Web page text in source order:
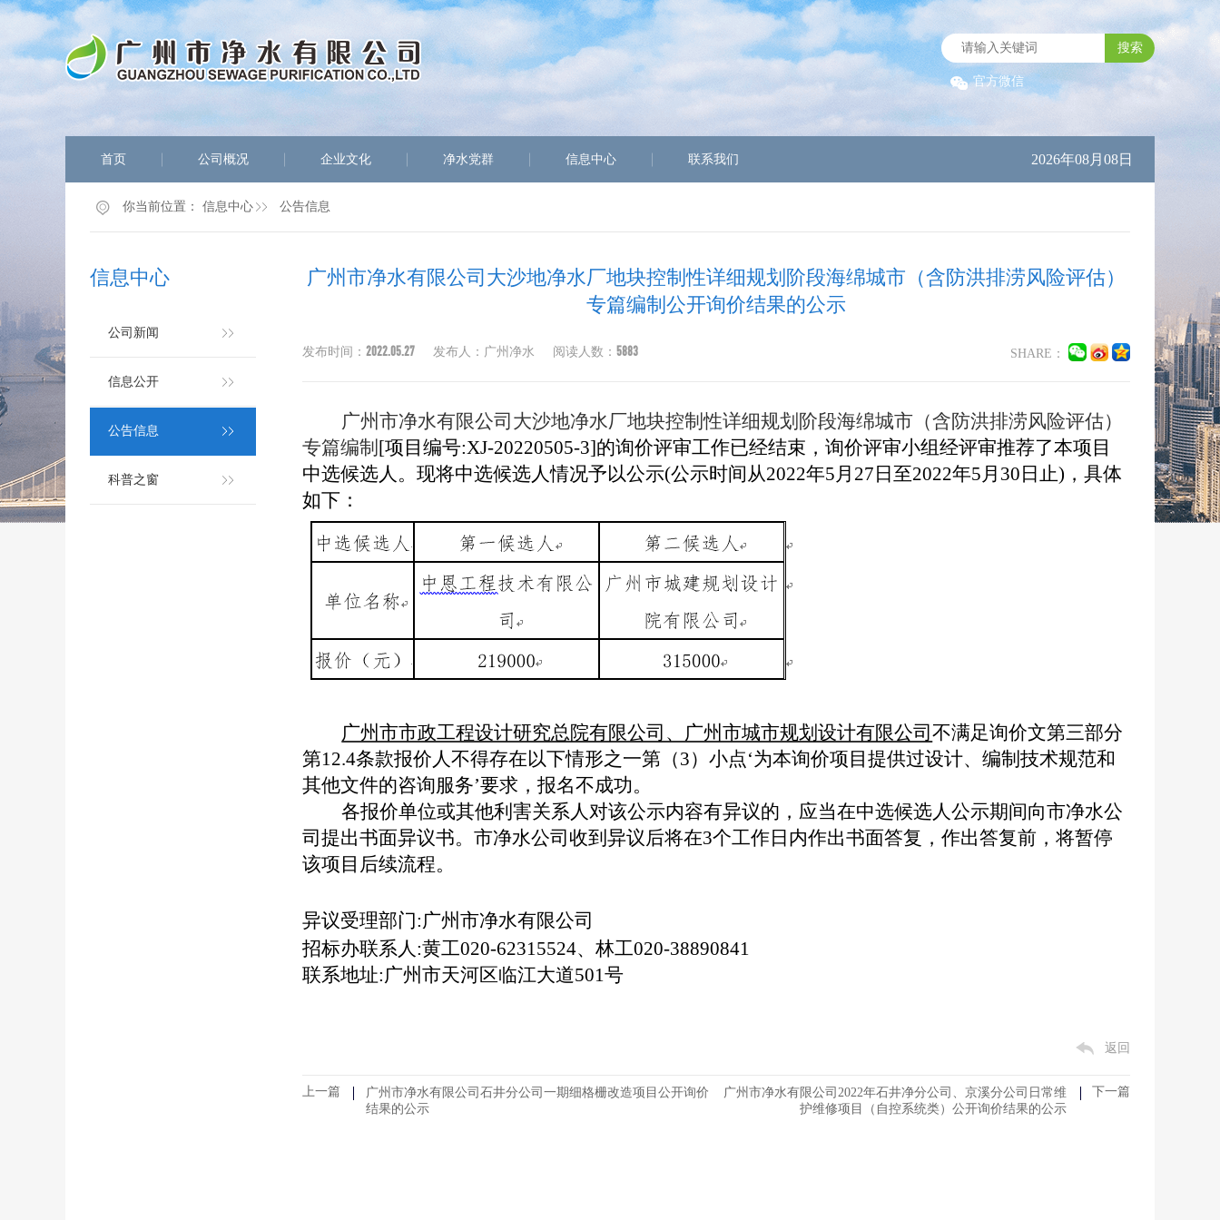
搜索
官方微信
首页 公司概况 企业文化 净水党群 信息中心 联系我们 2026年08月08日
你当前位置： 信息中心 公告信息
信息中心
公司新闻
信息公开
公告信息
科普之窗
广州市净水有限公司大沙地净水厂地块控制性详细规划阶段海绵城市（含防洪排涝风险评估）
专篇编制公开询价结果的公示
发布时间：2022.05.27 发布人：广州净水 阅读人数：5883 SHARE：
广州市净水有限公司大沙地净水厂地块控制性详细规划阶段海绵城市（含防洪排涝风险评估）
专篇编制 [项目编号:XJ-20220505-3]的询价评审工作已经结束，询价评审小组经评审推荐了本项目
中选候选人。现将中选候选人情况予以公示(公示时间从2022年5月27日至2022年5月30日止)，具体
如下：
广州市市政工程设计研究总院有限公司、广州市城市规划设计有限公司不满足询价文第三部分
第12.4条款报价人不得存在以下情形之一第（3）小点‘为本询价项目提供过设计、编制技术规范和
其他文件的咨询服务’要求，报名不成功。
各报价单位或其他利害关系人对该公示内容有异议的，应当在中选候选人公示期间向市净水公
司提出书面异议书。市净水公司收到异议后将在3个工作日内作出书面答复，作出答复前，将暂停
该项目后续流程。
异议受理部门:广州市净水有限公司
招标办联系人:黄工020-62315524、林工020-38890841
联系地址:广州市天河区临江大道501号
返回
上一篇
广州市净水有限公司石井分公司一期细格栅改造项目公开询价
结果的公示
下一篇
广州市净水有限公司2022年石井净分公司、京溪分公司日常维
护维修项目（自控系统类）公开询价结果的公示